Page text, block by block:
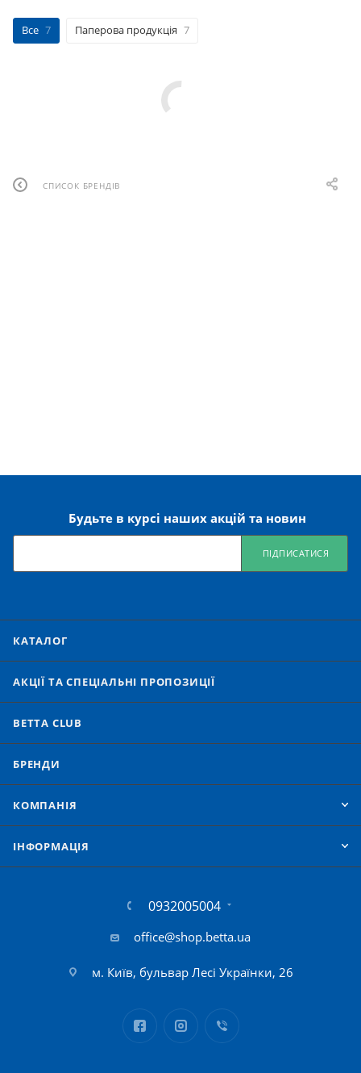
Все 7 Паперова продукція 7
СПИСОК БРЕНДІВ
Будьте в курсі наших акцій та новин
ПІДПИСАТИСЯ
КАТАЛОГ
АКЦІЇ ТА СПЕЦІАЛЬНІ ПРОПОЗИЦІЇ
BETTA CLUB
БРЕНДИ
КОМПАНІЯ
IНФОРМАЦІЯ
0932005004
office@shop.betta.ua
м. Київ, бульвар Лесі Українки, 26